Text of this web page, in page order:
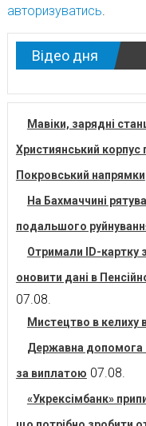
авторизуватись.
Відео дня
Мавіки, зарядні
Християнський корпус
Покровський напрямки
На Бахмаччині
подальшого
Отримали ID-картку
оновити дані в
07.08.
Мистецтво в келиху
Державна допомога
за виплатою 07.08.
«Укрексімбанк»